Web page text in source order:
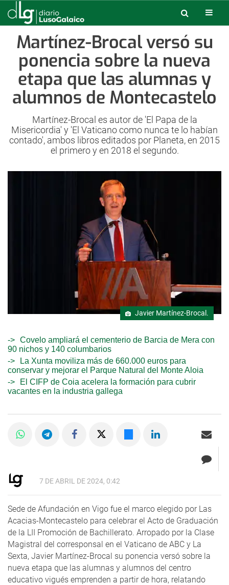
Martínez-Brocal versó su
ponencia sobre la nueva
etapa que las alumnas y
alumnos de Montecastelo
Martínez-Brocal es autor de 'El Papa de la
Misericordia' y 'El Vaticano como nunca te lo habían
contado', ambos libros editados por Planeta, en 2015
el primero y en 2018 el segundo.
Javier Martínez-Brocal.
Covelo ampliará el cementerio de Barcia de Mera con
90 nichos y 140 columbarios
La Xunta moviliza más de 660.000 euros para
conservar y mejorar el Parque Natural del Monte Aloia
El CIFP de Coia acelera la formación para cubrir
vacantes en la industria gallega
7 DE ABRIL DE 2024, 0:42
Sede de Afundación en Vigo fue el marco elegido por Las
Acacias-Montecastelo para celebrar el Acto de Graduación
de la LII Promoción de Bachillerato. Arropado por la Clase
Magistral del corresponsal en el Vaticano de ABC y La
Sexta, Javier Martínez-Brocal su ponencia versó sobre la
nueva etapa que las alumnas y alumnos del centro
educativo vigués emprenden a partir de hora, relatando